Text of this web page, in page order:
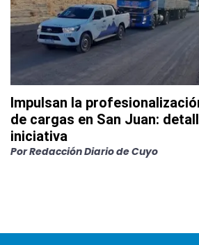
Impulsan la
de cargas en San Juan:
iniciativa
PorRedacción Diario de Cuyo